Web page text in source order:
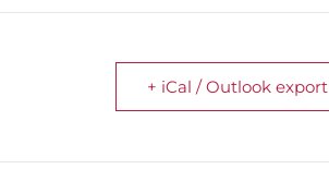
+ iCal / Outlook export